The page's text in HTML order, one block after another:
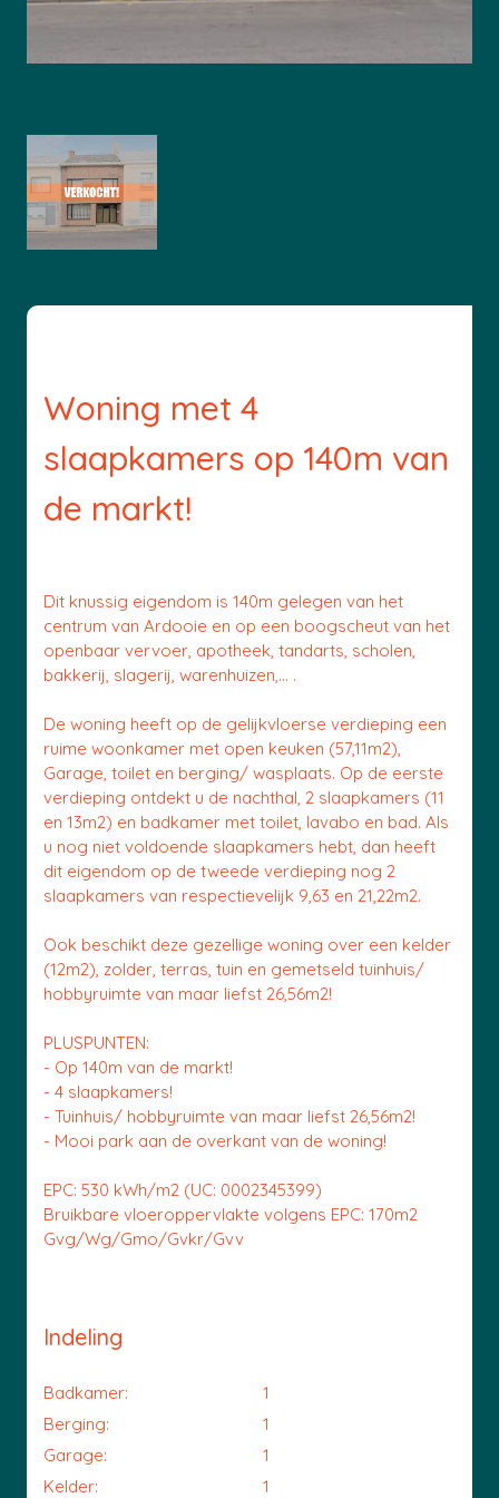
Woning met 4
slaapkamers op 140m van
de markt!
Dit knussig eigendom is 140m gelegen van het
centrum van Ardooie en op een boogscheut van het
openbaar vervoer, apotheek, tandarts, scholen,
bakkerij, slagerij, warenhuizen,... .
De woning heeft op de gelijkvloerse verdieping een
ruime woonkamer met open keuken (57,11m2),
Garage, toilet en berging/ wasplaats. Op de eerste
verdieping ontdekt u de nachthal, 2 slaapkamers (11
en 13m2) en badkamer met toilet, lavabo en bad. Als
u nog niet voldoende slaapkamers hebt, dan heeft
dit eigendom op de tweede verdieping nog 2
slaapkamers van respectievelijk 9,63 en 21,22m2.
Ook beschikt deze gezellige woning over een kelder
(12m2), zolder, terras, tuin en gemetseld tuinhuis/
hobbyruimte van maar liefst 26,56m2!
PLUSPUNTEN:
- Op 140m van de markt!
- 4 slaapkamers!
- Tuinhuis/ hobbyruimte van maar liefst 26,56m2!
- Mooi park aan de overkant van de woning!
EPC: 530 kWh/m2 (UC: 0002345399)
Bruikbare vloeroppervlakte volgens EPC: 170m2
Gvg/Wg/Gmo/Gvkr/Gvv
Indeling
Badkamer:
1
Berging:
1
Garage:
1
Kelder:
1